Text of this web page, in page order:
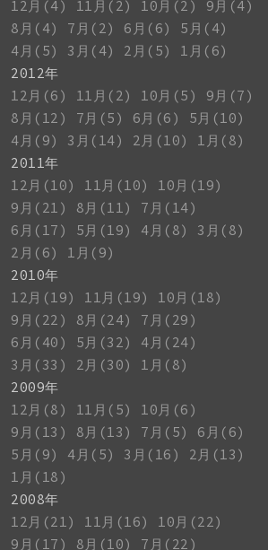
12月(4)
11月(2) 10月(2)
9月(4)
8月(4)
7月(2) 6月(6)
5月(4)
4月(5)
3月(4) 2月(5)
1月(6)
2012年
12月(6)
11月(2) 10月(5)
9月(7)
8月(12)
7月(5) 6月(6)
5月(10)
4月(9)
3月(14) 2月(10)
1月(8)
2011年
12月(10)
11月(10)
10月(19)
9月(21)
8月(11)
7月(14)
6月(17)
5月(19) 4月(8)
3月(8)
2月(6)
1月(9)
2010年
12月(19)
11月(19)
10月(18)
9月(22)
8月(24)
7月(29)
6月(40)
5月(32)
4月(24)
3月(33)
2月(30)
1月(8)
2009年
12月(8)
11月(5)
10月(6)
9月(13)
8月(13) 7月(5)
6月(6)
5月(9)
4月(5) 3月(16)
2月(13)
1月(18)
2008年
12月(21)
11月(16)
10月(22)
9月(17)
8月(10)
7月(22)